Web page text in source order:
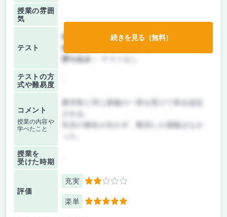
授業の雰囲
気
テスト
前期/中間：
レポートのみ
後期/期末：
持ち込み：
テストの方
式や難易度
コメント
授業の内容や
学べたこと
農学部と同じ講義の一部を受けて単位認定
先生の都合が合わず、数回しか講義はなか
授業を
受けた時期
評価
充実 2
楽単 5
続きを見る（無料）